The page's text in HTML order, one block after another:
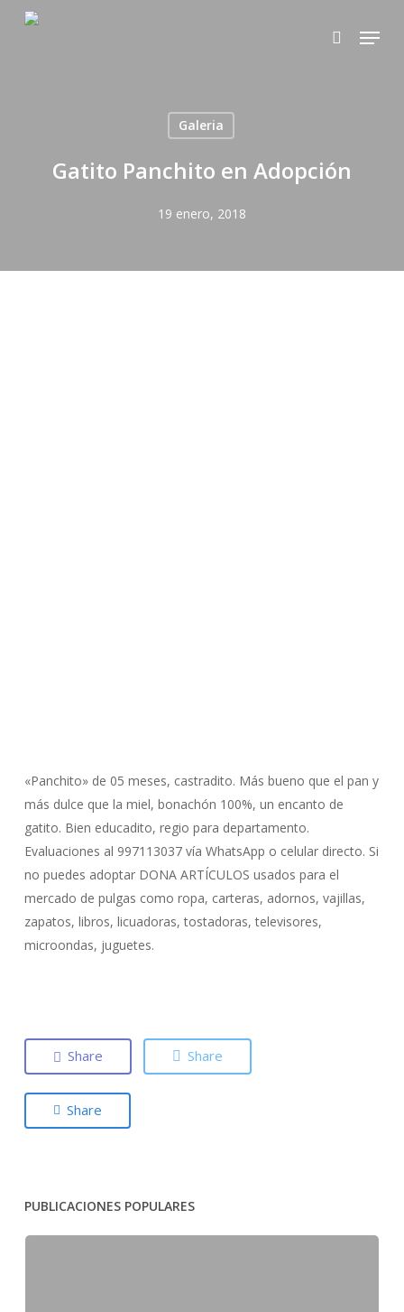
search
Menu
Galeria
Gatito Panchito en Adopción
19 enero, 2018
«Panchito» de 05 meses, castradito. Más bueno que el pan y
más dulce que la miel, bonachón 100%, un encanto de
gatito. Bien educadito, regio para departamento.
Evaluaciones al 997113037 vía WhatsApp o celular directo. Si
no puedes adoptar DONA ARTÍCULOS usados para el
mercado de pulgas como ropa, carteras, adornos, vajillas,
zapatos, libros, licuadoras, tostadoras, televisores,
microondas, juguetes.
Share Share
Share
PUBLICACIONES POPULARES